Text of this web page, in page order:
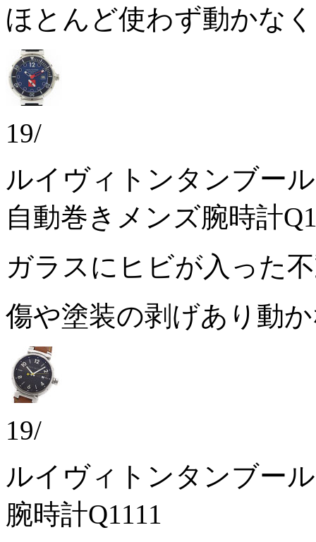
ほとんど使わず動かな
19/
ルイヴィトンタンブー
自動巻きメンズ腕時計
ガラスにヒビが入った
傷や塗装の剥げあり動
19/
ルイヴィトンタンブー
腕時計Q1111